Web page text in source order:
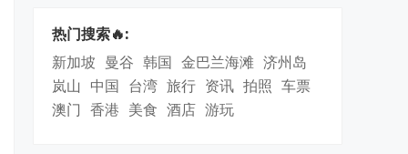
热门搜索
:
新加坡 曼谷 韩国 金巴兰海滩 济州岛
岚山 中国 台湾 旅行 资讯 拍照 车票
澳门 香港 美食 酒店 游玩